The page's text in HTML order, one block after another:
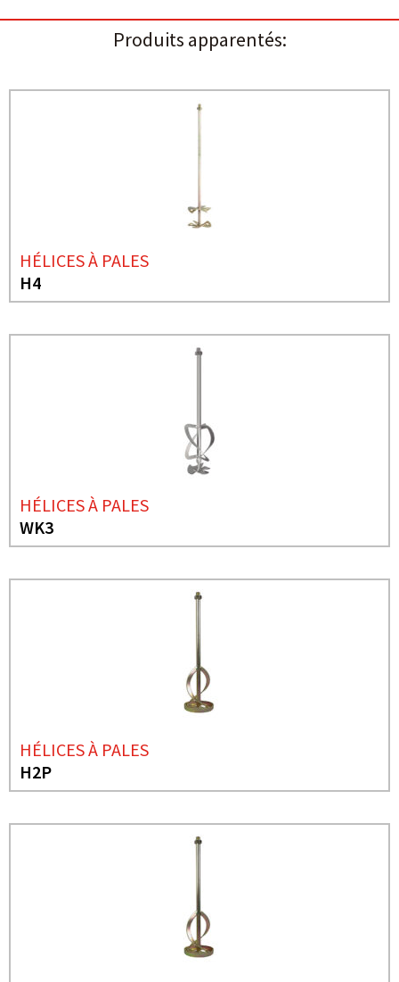
Produits apparentés:
HÉLICES À PALES
H4
HÉLICES À PALES
WK3
HÉLICES À PALES
H2P